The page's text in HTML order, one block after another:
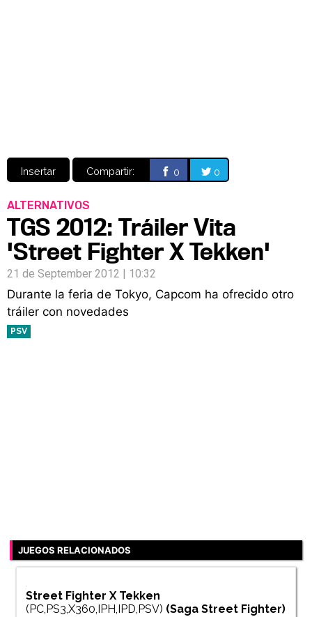
Insertar Compartir: 0 0
ALTERNATIVOS
TGS 2012: Tráiler Vita
'Street Fighter X Tekken'
21 de September 2012 | 10:32
Durante la feria de Tokyo, Capcom ha ofrecido otro
tráiler con novedades
PSV
JUEGOS RELACIONADOS
Street Fighter X Tekken
(PC,PS3,X360,IPH,IPD,PSV) (Saga Street Fighter)